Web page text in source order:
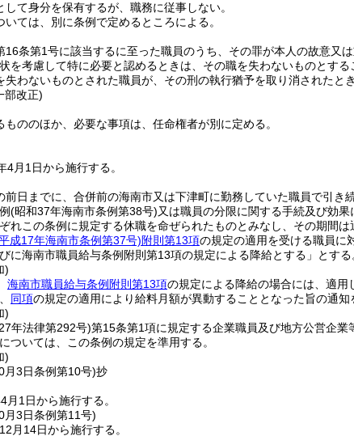
て身分を保有するが、職務に従事しない。
ては、別に条例で定めるところによる。
16条第1号に該当するに至った職員のうち、その罪が本人の故意又
を考慮して特に必要と認めるときは、その職を失わないものとする
失わないものとされた職員が、その刑の執行猶予を取り消されたと
部改正)
もののほか、必要な事項は、任命権者が別に定める。
4月1日から施行する。
前日までに、合併前の海南市又は下津町に勤務していた職員で引
(昭和37年海南市条例第38号)又は職員の分限に関する手続及び効果
れこの条例に規定する休職を命ぜられたものとみなし、その期間は
成17年海南市条例第37号)附則第13項の規定の適用を受ける職員に
に海南市職員給与条例附則第13項の規定による降給とする」とする
)
海南市職員給与条例附則第13項の規定による降給の場合には、適用
同項の規定の適用により給料月額が異動することとなった旨の通知
)
年法律第292号)第15条第1項に規定する企業職員及び地方公営企業
ついては、この条例の規定を準用する。
)
月3日条例第10号)抄
月1日から施行する。
月3日条例第11号)
月14日から施行する。